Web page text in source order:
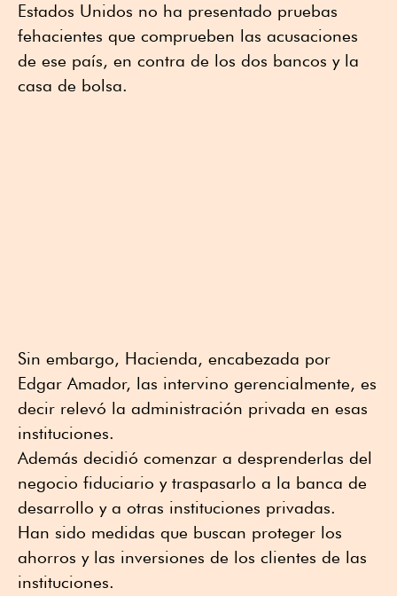
Estados Unidos no ha presentado pruebas
fehacientes que comprueben las acusaciones
de ese país, en contra de los dos bancos y la
casa de bolsa.
Sin embargo, Hacienda, encabezada por
Edgar Amador, las intervino gerencialmente, es
decir relevó la administración privada en esas
instituciones.
Además decidió comenzar a desprenderlas del
negocio fiduciario y traspasarlo a la banca de
desarrollo y a otras instituciones privadas.
Han sido medidas que buscan proteger los
ahorros y las inversiones de los clientes de las
instituciones.